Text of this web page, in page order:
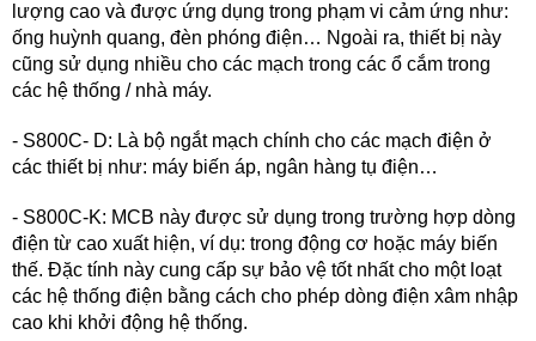
lượng cao và được ứng dụng trong phạm vi cảm ứng như:
ống huỳnh quang, đèn phóng điện… Ngoài ra, thiết bị này
cũng sử dụng nhiều cho các mạch trong các ổ cắm trong
các hệ thống / nhà máy.
- S800C- D: Là bộ ngắt mạch chính cho các mạch điện ở
các thiết bị như: máy biến áp, ngân hàng tụ điện…
- S800C-K: MCB này được sử dụng trong trường hợp dòng
điện từ cao xuất hiện, ví dụ: trong động cơ hoặc máy biến
thế. Đặc tính này cung cấp sự bảo vệ tốt nhất cho một loạt
các hệ thống điện bằng cách cho phép dòng điện xâm nhập
cao khi khởi động hệ thống.